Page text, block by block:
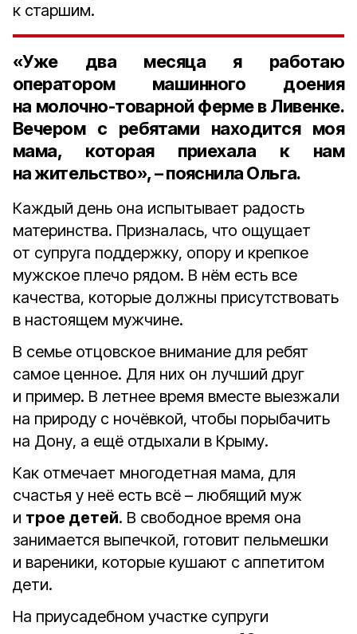
к старшим.
«Уже два месяца я работаю
оператором машинного доения
на молочно-товарной ферме в Ливенке.
Вечером с ребятами находится моя
мама, которая приехала к нам
на жительство», – пояснила Ольга.
Каждый день она испытывает радость
материнства. Призналась, что ощущает
от супруга поддержку, опору и крепкое
мужское плечо рядом. В нём есть все
качества, которые должны присутствовать
в настоящем мужчине.
В семье отцовское внимание для ребят
самое ценное. Для них он лучший друг
и пример. В летнее время вместе выезжали
на природу с ночёвкой, чтобы порыбачить
на Дону, а ещё отдыхали в Крыму.
Как отмечает многодетная мама, для
счастья у неё есть всё – любящий муж
и трое детей. В свободное время она
занимается выпечкой, готовит пельмешки
и вареники, которые кушают с аппетитом
дети.
На приусадебном участке супруги